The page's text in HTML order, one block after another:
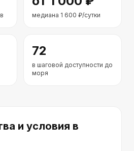
медиана 1 600 ₽/сутки
72
в шаговой доступности до
моря
и условия в